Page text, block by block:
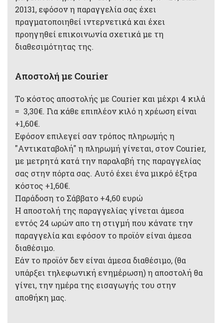
20131, εφόσον η παραγγελία σας έχει
πραγματοποιηθεί ιντερνετικά και έχει
προηγηθεί επικοινωνία σχετικά με τη
διαθεσιμότητας της.
Αποστολή με Courier
Το κόστος αποστολής με Courier και μέχρι 4 κιλά
= 3,30€. Για κάθε επιπλέον κιλό η χρέωση είναι
+1,60€.
Εφόσον επιλεγεί σαν τρόπος πληρωμής η
"Αντικαταβολή" η πληρωμή γίνεται, στον Courier,
με μετρητά κατά την παραλαβή της παραγγελίας
σας στην πόρτα σας. Αυτό έχει ένα μικρό έξτρα
κόστος +1,60€.
Παράδοση το Σάββατο +4,60 ευρώ
Η αποστολή της παραγγελίας γίνεται άμεσα
εντός 24 ωρών απο τη στιγμή που κάνατε την
παραγγελία και εφόσον το προϊόν είναι άμεσα
διαθέσιμο.
Εάν το προϊόν δεν είναι άμεσα διαθέσιμο, (θα
υπάρξει τηλεφωνική ενημέρωση) η αποστολή θα
γίνει, την ημέρα της εισαγωγής του στην
αποθήκη μας.